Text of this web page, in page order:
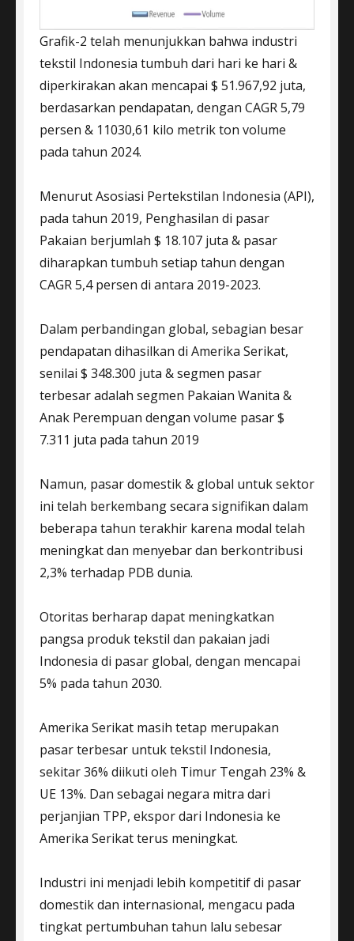
Grafik-2 telah menunjukkan bahwa industri
tekstil Indonesia tumbuh dari hari ke hari &
diperkirakan akan mencapai $ 51.967,92 juta,
berdasarkan pendapatan, dengan CAGR 5,79
persen & 11030,61 kilo metrik ton volume
pada tahun 2024.
Menurut Asosiasi Pertekstilan Indonesia (API),
pada tahun 2019, Penghasilan di pasar
Pakaian berjumlah $ 18.107 juta & pasar
diharapkan tumbuh setiap tahun dengan
CAGR 5,4 persen di antara 2019-2023.
Dalam perbandingan global, sebagian besar
pendapatan dihasilkan di Amerika Serikat,
senilai $ 348.300 juta & segmen pasar
terbesar adalah segmen Pakaian Wanita &
Anak Perempuan dengan volume pasar $
7.311 juta pada tahun 2019
Namun, pasar domestik & global untuk sektor
ini telah berkembang secara signifikan dalam
beberapa tahun terakhir karena modal telah
meningkat dan menyebar dan berkontribusi
2,3% terhadap PDB dunia.
Otoritas berharap dapat meningkatkan
pangsa produk tekstil dan pakaian jadi
Indonesia di pasar global, dengan mencapai
5% pada tahun 2030.
Amerika Serikat masih tetap merupakan
pasar terbesar untuk tekstil Indonesia,
sekitar 36% diikuti oleh Timur Tengah 23% &
UE 13%. Dan sebagai negara mitra dari
perjanjian TPP, ekspor dari Indonesia ke
Amerika Serikat terus meningkat.
Industri ini menjadi lebih kompetitif di pasar
domestik dan internasional, mengacu pada
tingkat pertumbuhan tahun lalu sebesar